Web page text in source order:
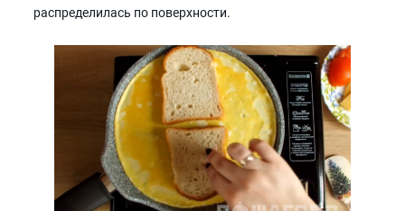
распределилась по поверхности.